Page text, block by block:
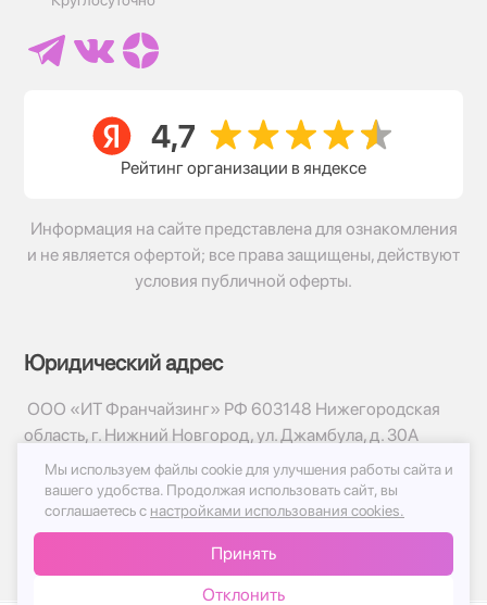
Рейтинг организации в яндексе
Информация на сайте представлена для ознакомления
и не является офертой; все права защищены, действуют
условия публичной оферты.
Юридический адрес
ООО «ИТ Франчайзинг» РФ 603148 Нижегородская
область, г. Нижний Новгород, ул. Джамбула, д. 30А
© 2017-2026г, База Цветов 24.ру
Политика конфиденциальности
Публичная оферта
Мы используем файлы cookie для улучшения работы сайта и
вашего удобства. Продолжая использовать сайт, вы
соглашаетесь с настройками использования cookies.
Принять
Отклонить